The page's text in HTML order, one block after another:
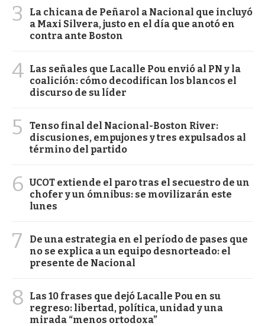
3
La chicana de Peñarol a Nacional que incluyó
a Maxi Silvera, justo en el día que anotó en
contra ante Boston
4 Las señales que Lacalle Pou envió al PN y la
coalición: cómo decodifican los blancos el
discurso de su líder
5
Tenso final del Nacional-Boston River:
discusiones, empujones y tres expulsados al
término del partido
6 UCOT extiende el paro tras el secuestro de un
chofer y un ómnibus: se movilizarán este
lunes
7
De una estrategia en el período de pases que
no se explica a un equipo desnorteado: el
presente de Nacional
8
Las 10 frases que dejó Lacalle Pou en su
regreso: libertad, política, unidad y una
mirada “menos ortodoxa”